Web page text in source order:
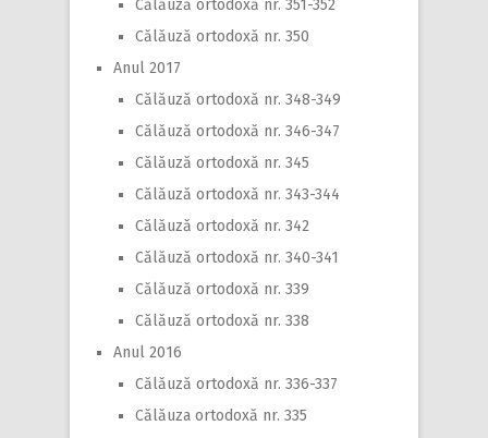
Călăuză ortodoxă nr. 351-352
Călăuză ortodoxă nr. 350
Anul 2017
Călăuză ortodoxă nr. 348-349
Călăuză ortodoxă nr. 346-347
Călăuză ortodoxă nr. 345
Călăuză ortodoxă nr. 343-344
Călăuză ortodoxă nr. 342
Călăuză ortodoxă nr. 340-341
Călăuză ortodoxă nr. 339
Călăuză ortodoxă nr. 338
Anul 2016
Călăuză ortodoxă nr. 336-337
Călăuza ortodoxă nr. 335